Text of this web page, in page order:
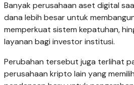
Banyak perusahaan aset digital
dana lebih besar untuk
memperkuat sistem kepatuhan,
layanan bagi investor institusi.
Perubahan tersebut juga terlihat
perusahaan kripto lain yang